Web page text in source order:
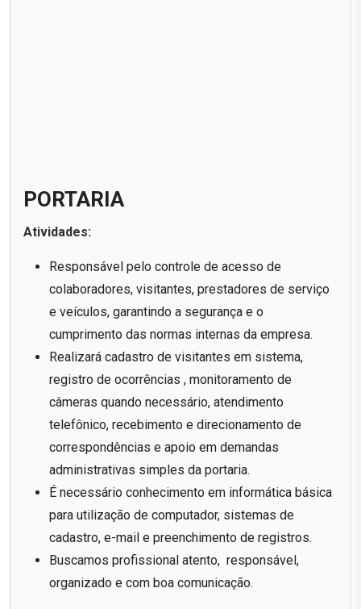
PORTARIA
Atividades:
Responsável pelo controle de acesso de
colaboradores, visitantes, prestadores de serviço
e veículos, garantindo a segurança e o
cumprimento das normas internas da empresa.
Realizará cadastro de visitantes em sistema,
registro de ocorrências , monitoramento de
câmeras quando necessário, atendimento
telefônico, recebimento e direcionamento de
correspondências e apoio em demandas
administrativas simples da portaria.
É necessário conhecimento em informática básica
para utilização de computador, sistemas de
cadastro, e-mail e preenchimento de registros.
Buscamos profissional atento, responsável,
organizado e com boa comunicação.